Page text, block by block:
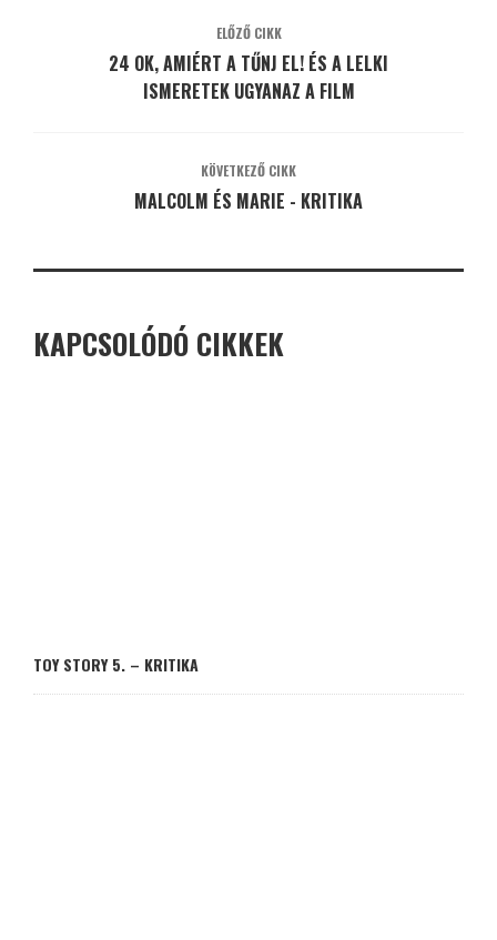
ELŐZŐ CIKK
24 OK, AMIÉRT A TŰNJ EL! ÉS A LELKI
ISMERETEK UGYANAZ A FILM
KÖVETKEZŐ CIKK
MALCOLM ÉS MARIE - KRITIKA
KAPCSOLÓDÓ CIKKEK
TOY STORY 5. – KRITIKA